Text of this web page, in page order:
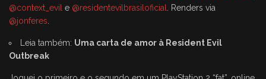
@context_evil e @residentevilbrasiloficial
. Renders via
@jonferes
Leia também: Uma carta de amor à Resident Evil
Outbreak